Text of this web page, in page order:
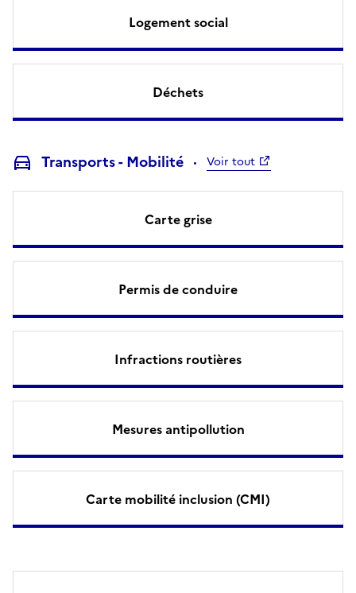
Logement social
Déchets
Transports - Mobilité Voir tout
Carte grise
Permis de conduire
Infractions routières
Mesures antipollution
Carte mobilité inclusion (CMI)